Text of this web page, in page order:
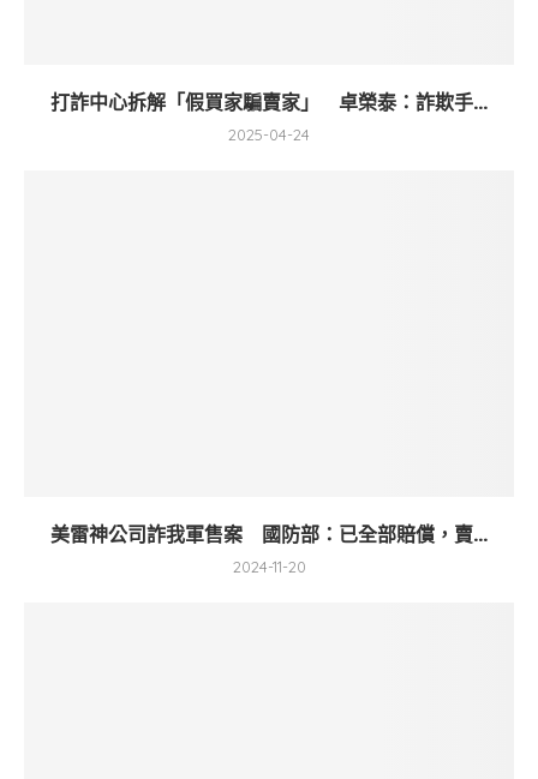
打詐中心拆解「假買家騙賣家」 卓榮泰：詐欺手...
2025-04-24
美雷神公司詐我軍售案 國防部：已全部賠償，賣...
2024-11-20